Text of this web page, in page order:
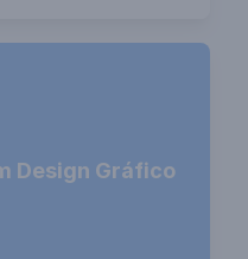
Design Gráfico